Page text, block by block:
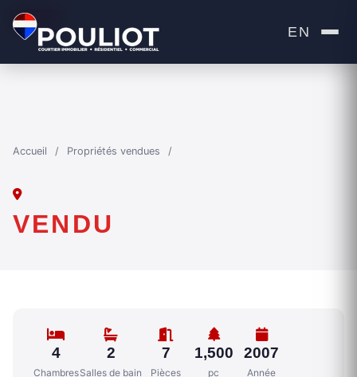
EN
Accueil / Propriétés vendues /
VENDU
VENDU
4
Chambres
2
Salles de bain
7
Pièces
1,500
pc
2007
Année